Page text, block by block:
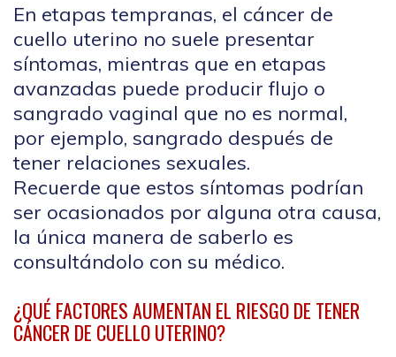
En etapas tempranas, el cáncer de
cuello uterino no suele presentar
síntomas, mientras que en etapas
avanzadas puede producir flujo o
sangrado vaginal que no es normal,
por ejemplo, sangrado después de
tener relaciones sexuales.
Recuerde que estos síntomas podrían
ser ocasionados por alguna otra causa,
la única manera de saberlo es
consultándolo con su médico.
¿QUÉ FACTORES AUMENTAN EL RIESGO DE TENER
CÁNCER DE CUELLO UTERINO?